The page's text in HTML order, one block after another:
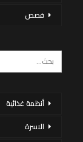
قصص
أنظمة غذائية
الاسرة